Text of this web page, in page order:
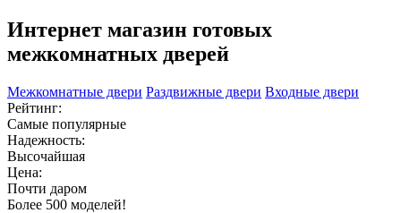
Интернет магазин готовых
межкомнатных дверей
Межкомнатные двери Раздвижные двери Входные двери
Рейтинг:
Самые популярные
Надежность:
Высочайшая
Цена:
Почти даром
Более 500 моделей!